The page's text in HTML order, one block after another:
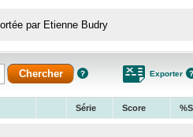
par Etienne Budry
Exporter
Série Score